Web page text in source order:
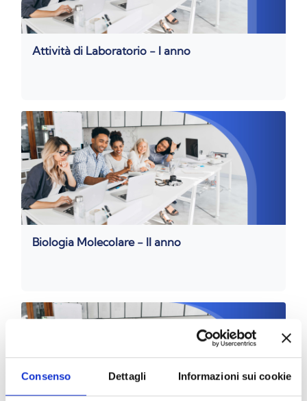
Consenso Dettagli Informazioni sui cookie
Attività di Laboratorio - I anno
Biologia Molecolare - II anno